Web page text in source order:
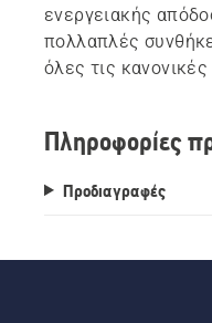
ενεργειακής
πολλαπλές
όλες τις
Πληροφορίες
Προδιαγραφές